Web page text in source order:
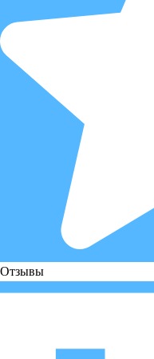
Отзывы